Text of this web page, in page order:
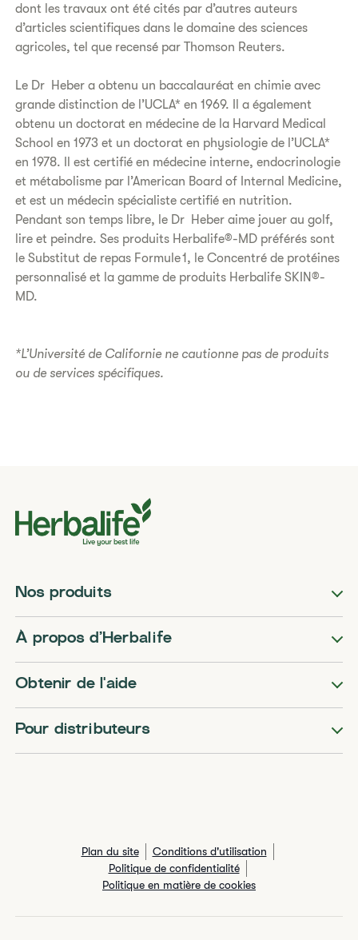
dont les travaux ont été cités par d’autres auteurs
d’articles scientifiques dans le domaine des sciences
agricoles, tel que recensé par Thomson Reuters.
Le Dr Heber a obtenu un baccalauréat en chimie avec
grande distinction de l’UCLA* en 1969. Il a également
obtenu un doctorat en médecine de la Harvard Medical
School en 1973 et un doctorat en physiologie de l’UCLA*
en 1978. Il est certifié en médecine interne, endocrinologie
et métabolisme par l’American Board of Internal Medicine,
et est un médecin spécialiste certifié en nutrition.
Pendant son temps libre, le Dr Heber aime jouer au golf,
lire et peindre. Ses produits Herbalife®-MD préférés sont
le Substitut de repas Formule 1, le Concentré de protéines
personnalisé et la gamme de produits Herbalife SKIN®-
MD.
*L’Université de Californie ne cautionne pas de produits
ou de services spécifiques.
Nos produits
​​À propos d’Herbalife​
Obtenir de l'aide
Pour distributeurs
Plan du site
Conditions d'utilisation
Politique de confidentialité
Politique en matière de cookies